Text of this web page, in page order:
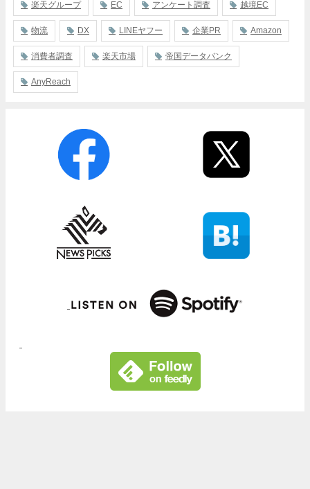
楽天グループ EC アンケート調査 越境EC
物流 DX LINEヤフー 企業PR Amazon
消費者調査 楽天市場 帝国データバンク
AnyReach